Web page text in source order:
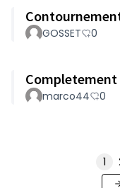
GOSSET 0
marco44 0
1